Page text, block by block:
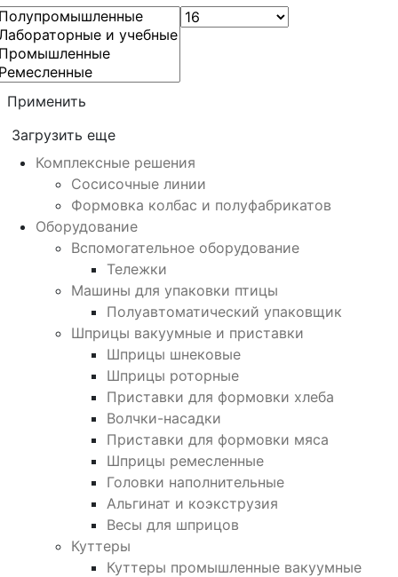
Применить
Загрузить еще
Комплексные решения
Сосисочные линии
Формовка колбас и полуфабрикатов
Оборудование
Вспомогательное оборудование
Тележки
Машины для упаковки птицы
Полуавтоматический упаковщик
Шприцы вакуумные и приставки
Шприцы шнековые
Шприцы роторные
Приставки для формовки хлеба
Волчки-насадки
Приставки для формовки мяса
Шприцы ремесленные
Головки наполнительные
Альгинат и коэкструзия
Весы для шприцов
Куттеры
Куттеры промышленные вакуумные